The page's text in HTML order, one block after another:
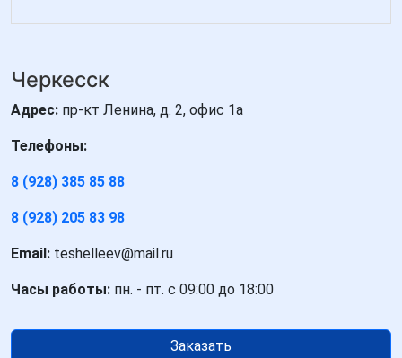
Черкесск
Адрес: пр-кт Ленина, д. 2, офис 1а
Телефоны:
8 (928) 385 85 88
8 (928) 205 83 98
Email: teshelleev@mail.ru
Часы работы: пн. - пт. с 09:00 до 18:00
Заказать